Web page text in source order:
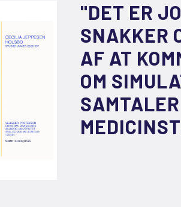
"DET ER
SNAKKER
AF AT
OM